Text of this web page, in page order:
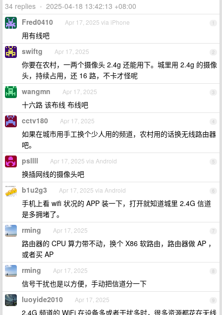
34 replies • 2025-04-18 13:42:13 +08:00
1
Fred0410 Apr 17, 2025 via iPhone
用有线吧
2
swiftg Apr 17, 2025
你要在农村，一两个摄像头 2.4g 还能用下。城里用 2.4g 的摄像
头，持续占用，还 16 路，不卡才怪呢
3
wangmn Apr 17, 2025
十六路 该布线 布线吧
4
cctv180 Apr 17, 2025
如果在城市用手工换个少人用的频道，农村用的话换无线路由器
吧。
5
psllll Apr 17, 2025 via Android
换插网线的摄像头吧
6
b1u2g3 Apr 17, 2025 via Android
手机上看 wifi 状况的 APP 装一下，打开就知道城里 2.4G 信道
是多拥堵了。
7
rming Apr 17, 2025
路由器的 CPU 算力带不动，换个 X86 软路由，路由器做 AP ，
或者买 AP
8
rming Apr 17, 2025
信号干扰也是以方便，手动把信道分一下
9
luoyide2010 Apr 17, 2025
2.4G 频道的 WiFi 在设备多或者干扰多时，很多资源都花在无线